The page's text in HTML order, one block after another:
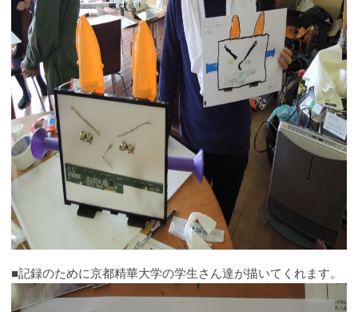
■記録のために京都精華大学の学生さん達が描いてくれます。